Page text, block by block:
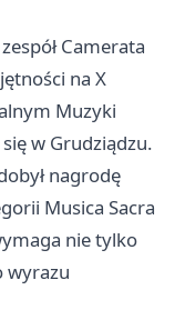
Camerata
na X
Muzyki
w Grudziądzu.
nagrodę
Musica Sacra
nie tylko
wyrazu